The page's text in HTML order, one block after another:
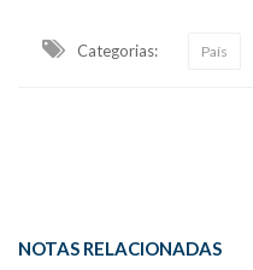
Categorias: País
NOTAS RELACIONADAS